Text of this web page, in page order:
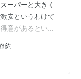
ーパーと大きく
安というわけで
意があるという
て大容量の生鮮
った経験があり
や一人暮らしの
約